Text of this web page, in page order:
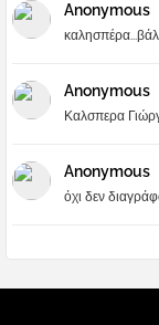
Anonymous
Anonymous
Καλσπερα
Anonymous
όχι δεν